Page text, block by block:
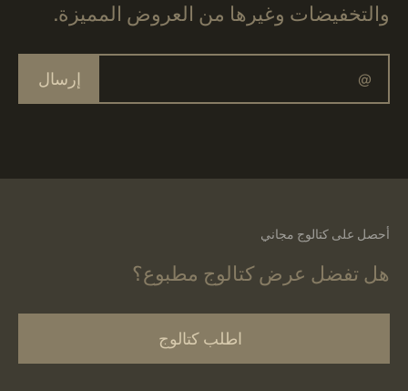
والتخفيضات وغيرها من العروض المميزة.
إرسال
أحصل على كتالوج مجاني
هل تفضل عرض كتالوج مطبوع؟
اطلب كتالوج